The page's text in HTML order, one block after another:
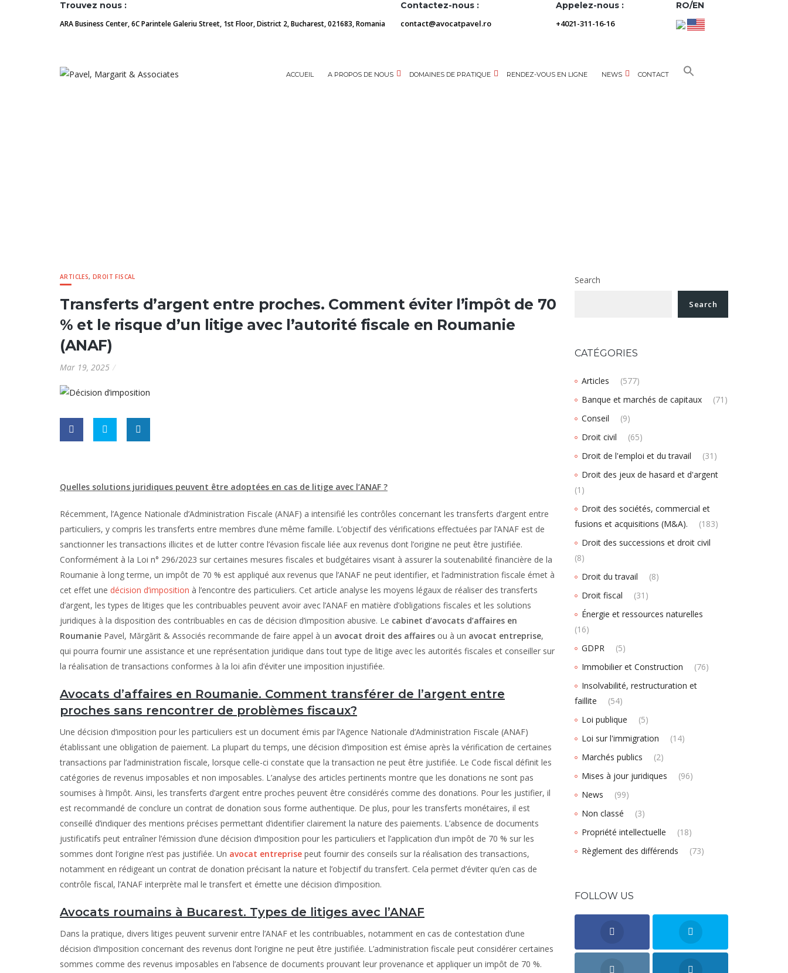
Trouvez nous :
ARA Business Center, 6C Parintele Galeriu Street, 1st Floor, District 2, Bucharest, 021683, Romania
Contactez-nous :
contact@avocatpavel.ro
Appelez-nous :
+4021-311-16-16
RO/EN
ACCUEIL A PROPOS DE NOUS DOMAINES DE PRATIQUE RENDEZ-VOUS EN LIGNE NEWS CONTACT
ARTICLES,DROIT FISCAL
Transferts d’argent entre proches. Comment éviter l’impôt de 70
% et le risque d’un litige avec l’autorité fiscale en Roumanie
(ANAF)
Mar 19, 2025
Quelles solutions juridiques peuvent être adoptées en cas de litige avec l’ANAF ?
Récemment, l’Agence Nationale d’Administration Fiscale (ANAF) a intensifié les contrôles concernant les transferts d’argent entre
particuliers, y compris les transferts entre membres d’une même famille. L’objectif des vérifications effectuées par l’ANAF est de
sanctionner les transactions illicites et de lutter contre l’évasion fiscale liée aux revenus dont l’origine ne peut être justifiée.
Conformément à la Loi n° 296/2023 sur certaines mesures fiscales et budgétaires visant à assurer la soutenabilité financière de la
Roumanie à long terme, un impôt de 70 % est appliqué aux revenus que l’ANAF ne peut identifier, et l’administration fiscale émet à
cet effet une décision d’imposition à l’encontre des particuliers. Cet article analyse les moyens légaux de réaliser des transferts
d’argent, les types de litiges que les contribuables peuvent avoir avec l’ANAF en matière d’obligations fiscales et les solutions
juridiques à la disposition des contribuables en cas de décision d’imposition abusive. Le cabinet d’avocats d’affaires en
Roumanie Pavel, Mărgărit & Associés recommande de faire appel à un avocat droit des affaires ou à un avocat entreprise,
qui pourra fournir une assistance et une représentation juridique dans tout type de litige avec les autorités fiscales et conseiller sur
la réalisation de transactions conformes à la loi afin d’éviter une imposition injustifiée.
Avocats d’affaires en Roumanie. Comment transférer de l’argent entre
proches sans rencontrer de problèmes fiscaux?
Une décision d’imposition pour les particuliers est un document émis par l’Agence Nationale d’Administration Fiscale (ANAF)
établissant une obligation de paiement. La plupart du temps, une décision d’imposition est émise après la vérification de certaines
transactions par l’administration fiscale, lorsque celle-ci constate que la transaction ne peut être justifiée. Le Code fiscal définit les
catégories de revenus imposables et non imposables. L’analyse des articles pertinents montre que les donations ne sont pas
soumises à l’impôt. Ainsi, les transferts d’argent entre proches peuvent être considérés comme des donations. Pour les justifier, il
est recommandé de conclure un contrat de donation sous forme authentique. De plus, pour les transferts monétaires, il est
conseillé d’indiquer des mentions précises permettant d’identifier clairement la nature des paiements. L’absence de documents
justificatifs peut entraîner l’émission d’une décision d’imposition pour les particuliers et l’application d’un impôt de 70 % sur les
sommes dont l’origine n’est pas justifiée. Un avocat entreprise peut fournir des conseils sur la réalisation des transactions,
notamment en rédigeant un contrat de donation précisant la nature et l’objectif du transfert. Cela permet d’éviter qu’en cas de
contrôle fiscal, l’ANAF interprète mal le transfert et émette une décision d’imposition.
Avocats roumains à Bucarest. Types de litiges avec l’ANAF
Dans la pratique, divers litiges peuvent survenir entre l’ANAF et les contribuables, notamment en cas de contestation d’une
décision d’imposition concernant des revenus dont l’origine ne peut être justifiée. L’administration fiscale peut considérer certaines
sommes comme des revenus imposables en l’absence de documents prouvant leur provenance et appliquer un impôt de 70 %.
Search
Search
CATÉGORIES
Articles
(577)
Banque et marchés de capitaux
(71)
Conseil
(9)
Droit civil
(65)
Droit de l'emploi et du travail
(31)
Droit des jeux de hasard et d'argent
(1)
Droit des sociétés, commercial et
fusions et acquisitions (M&A).
(183)
Droit des successions et droit civil
(8)
Droit du travail
(8)
Droit fiscal
(31)
Énergie et ressources naturelles
(16)
GDPR
(5)
Immobilier et Construction
(76)
Insolvabilité, restructuration et
faillite
(54)
Loi publique
(5)
Loi sur l'immigration
(14)
Marchés publics
(2)
Mises à jour juridiques
(96)
News
(99)
Non classé
(3)
Propriété intellectuelle
(18)
Règlement des différends
(73)
FOLLOW US